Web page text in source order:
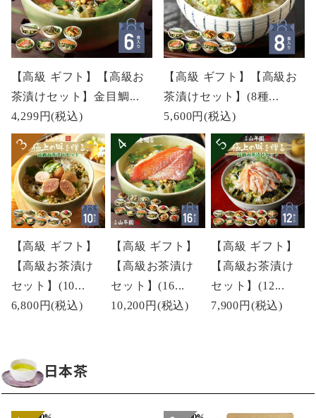
【高級 ギフト】【高級お
茶漬けセット】金目鯛...
4,299円(税込)
【高級 ギフト】【高級お
茶漬けセット】(8種...
5,600円(税込)
【高級 ギフト】
【高級お茶漬け
セット】(10...
6,800円(税込)
【高級 ギフト】
【高級お茶漬け
セット】(16...
10,200円 (税込)
【高級 ギフト】
【高級お茶漬け
セット】(12...
7,900円 (税込)
日本茶